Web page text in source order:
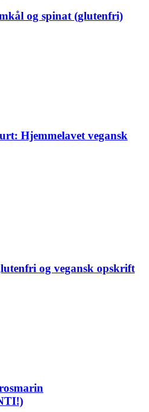
og spinat (glutenfri)
Hjemmelavet vegansk
og vegansk opskrift